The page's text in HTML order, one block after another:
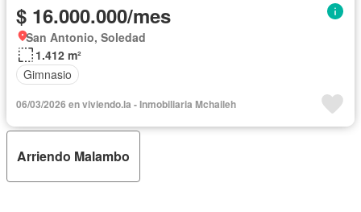
$ 16.000.000/mes
San Antonio, Soledad
1.412 m²
Gimnasio
06/03/2026 en viviendo.la - Inmobiliaria Mchaileh
Arriendo Malambo